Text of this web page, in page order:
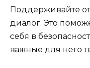
Поддерживайте
диалог. Это
себя в
важные для него